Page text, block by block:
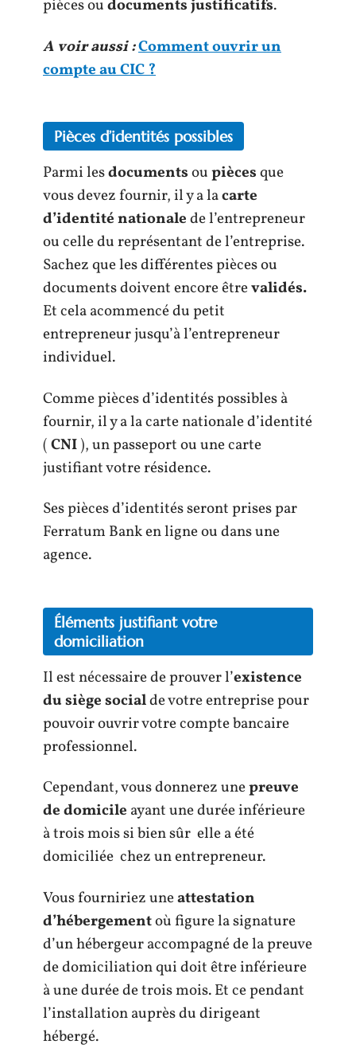
pièces oudocuments justificatifs.
A voir aussi :Comment ouvrir un
compte au CIC ?
Pièces d’identités possibles
Parmi lesdocumentsoupiècesque
vous devez fournir, il y a lacarte
d’identité nationalede l’entrepreneur
ou celle du représentant de l’entreprise.
Sachez que les différentes pièces ou
documents doivent encore êtrevalidés.
Et cela acommencé du petit
entrepreneur jusqu’à l’entrepreneur
individuel.
Comme pièces d’identités possibles à
fournir, il y a la carte nationale d’identité
(CNI), un passeport ou une carte
justifiant votre résidence.
Ses pièces d’identités seront prises par
Ferratum Bank en ligne ou dans une
agence.
Éléments justifiant votre
domiciliation
Il est nécessaire de prouver l’existence
du siège socialde votre entreprise pour
pouvoir ouvrir votre compte bancaire
professionnel.
Cependant, vous donnerez unepreuve
de domicile ayant une durée inférieure
à trois mois si bien sûr elle a été
domiciliée chez un entrepreneur.
Vous fourniriez uneattestation
d’hébergementoù figure la signature
d’un hébergeur accompagné de la preuve
de domiciliation qui doit être inférieure
à une durée de trois mois. Et ce pendant
l’installation auprès du dirigeant
hébergé.